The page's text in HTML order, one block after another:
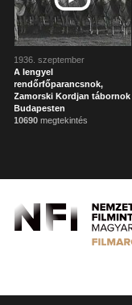
1936. szeptember
A lengyel
rendőrfőparancsnok,
Zamorski Kordjan tábornok
Budapesten
10690 megtekintés